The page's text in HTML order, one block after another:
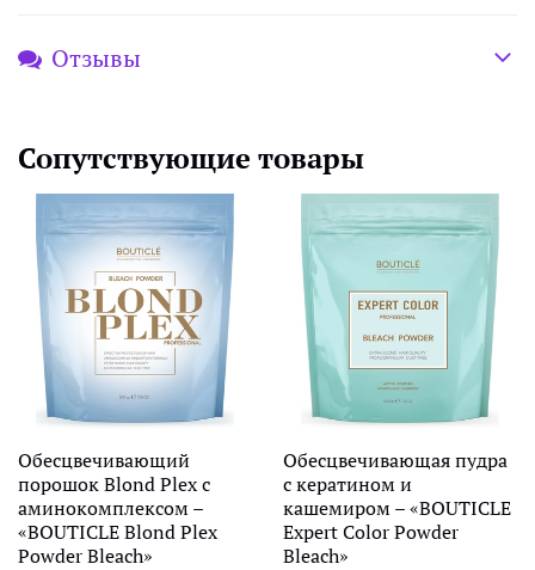
Отзывы
Сопутствующие товары
Обесцвечивающий
порошок Blond Plex с
аминокомплексом –
«BOUTICLE Blond Plex
Powder Bleach»
Обесцвечивающая пудра
с кератином и
кашемиром – «BOUTICLE
Expert Color Powder
Bleach»